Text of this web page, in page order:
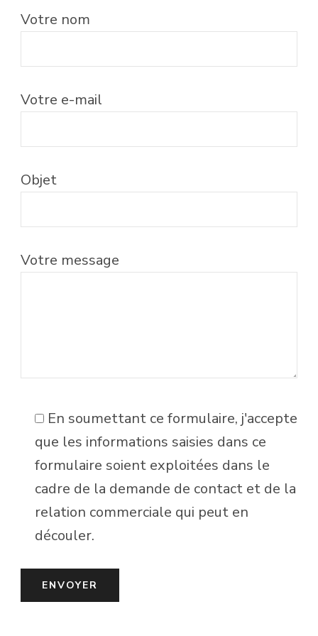
Votre nom
Votre e-mail
Objet
Votre message
En soumettant ce formulaire, j'accepte
que les informations saisies dans ce
formulaire soient exploitées dans le
cadre de la demande de contact et de la
relation commerciale qui peut en
découler.